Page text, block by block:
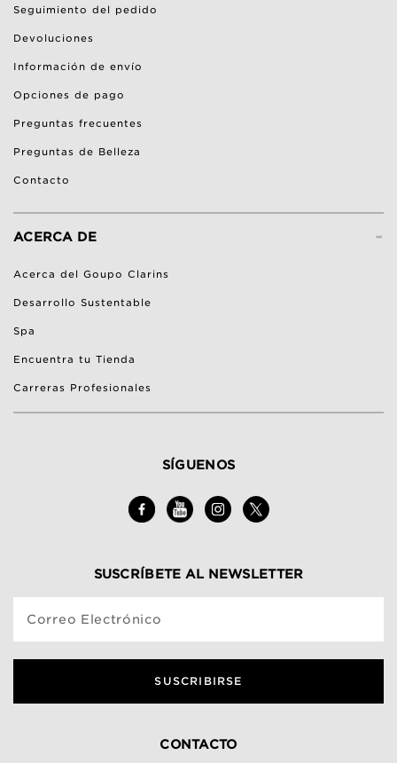
Seguimiento del pedido
Devoluciones
Información de envío
Opciones de pago
Preguntas frecuentes
Preguntas de Belleza
Contacto
-
ACERCA DE
Acerca del Goupo Clarins
Desarrollo Sustentable
Spa
Encuentra tu Tienda
Carreras Profesionales
SÍGUENOS
SUSCRÍBETE AL NEWSLETTER
Correo Electrónico
SUSCRIBIRSE
CONTACTO